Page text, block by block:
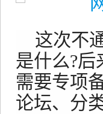
这次不
是什么?
需要专项
论坛、分